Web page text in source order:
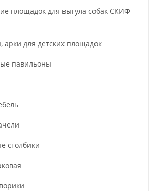
площадок для выгула собак СКИФ
арки для детских площадок
павильоны
столбики